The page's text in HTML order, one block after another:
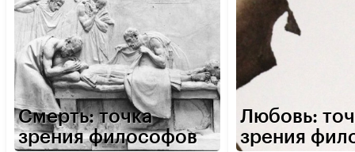
Смерть: точка
зрения философов
Любовь:
зрения